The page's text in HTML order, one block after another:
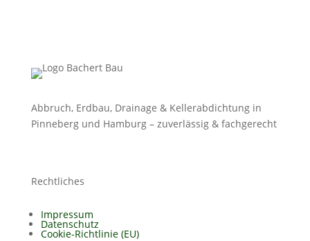
Abbruch, Erdbau, Drainage & Kellerabdichtung in
Pinneberg und Hamburg – zuverlässig & fachgerecht
Rechtliches
Impressum
Datenschutz
Cookie-Richtlinie (EU)